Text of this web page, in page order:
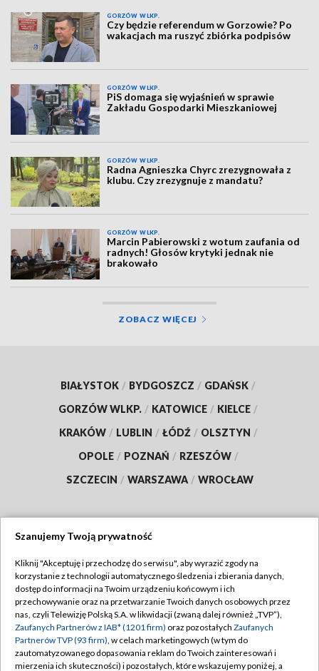
GORZÓW WLKP.
Czy będzie referendum w Gorzowie? Po
wakacjach ma ruszyć zbiórka podpisów
GORZÓW WLKP.
PiS domaga się wyjaśnień w sprawie
Zakładu Gospodarki Mieszkaniowej
GORZÓW WLKP.
Radna Agnieszka Chyrc zrezygnowała z
klubu. Czy zrezygnuje z mandatu?
GORZÓW WLKP.
Marcin Pabierowski z wotum zaufania od
radnych! Głosów krytyki jednak nie
brakowało
ZOBACZ WIĘCEJ
BIAŁYSTOK / BYDGOSZCZ / GDAŃSK /
GORZÓW WLKP. / KATOWICE / KIELCE /
KRAKÓW / LUBLIN / ŁÓDŹ / OLSZTYN /
OPOLE / POZNAŃ / RZESZÓW /
SZCZECIN / WARSZAWA / WROCŁAW
TVP
Abonament TVP
Emisja w TVP
Centrum informacji TVP
Regulamin TVP
Polityka prywatności
Moje zgody
Szanujemy Twoją prywatność
Kliknij "Akceptuję i przechodzę do serwisu", aby wyrazić zgody na
korzystanie z technologii automatycznego śledzenia i zbierania danych,
dostęp do informacji na Twoim urządzeniu końcowym i ich
przechowywanie oraz na przetwarzanie Twoich danych osobowych przez
nas, czyli Telewizję Polską S.A. w likwidacji (zwaną dalej również „TVP”),
Zaufanych Partnerów z IAB* (1201 firm) oraz pozostałych Zaufanych
Partnerów TVP (93 firm), w celach marketingowych (w tym do
zautomatyzowanego dopasowania reklam do Twoich zainteresowań i
mierzenia ich skuteczności) i pozostałych, które wskazujemy poniżej, a